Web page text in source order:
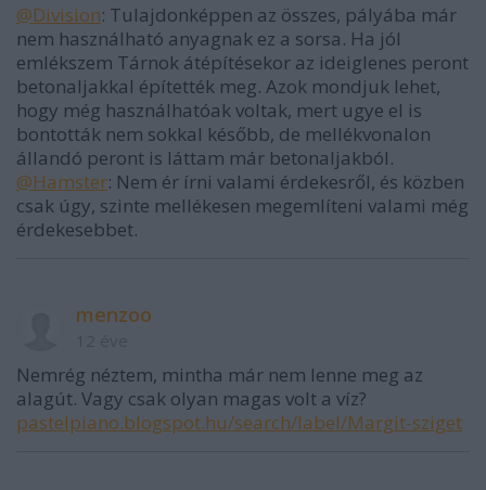
@Division: Tulajdonképpen az összes, pályába már
nem használható anyagnak ez a sorsa. Ha jól
emlékszem Tárnok átépítésekor az ideiglenes peront
betonaljakkal építették meg. Azok mondjuk lehet,
hogy még használhatóak voltak, mert ugye el is
bontották nem sokkal később, de mellékvonalon
állandó peront is láttam már betonaljakból.
@Hamster: Nem ér írni valami érdekesről, és közben
csak úgy, szinte mellékesen megemlíteni valami még
érdekesebbet.
menzoo
Nemrég néztem, mintha már nem lenne meg az
alagút. Vagy csak olyan magas volt a víz?
pastelpiano.blogspot.hu/search/label/Margit-sziget